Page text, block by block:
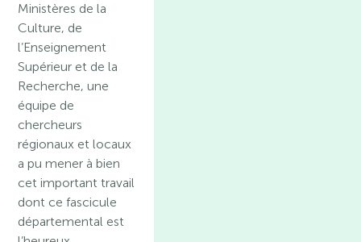
Ministères de la
Culture, de
l’Enseignement
Supérieur et de la
Recherche, une
équipe de
chercheurs
régionaux et locaux
a pu mener à bien
cet important travail
dont ce fascicule
départemental est